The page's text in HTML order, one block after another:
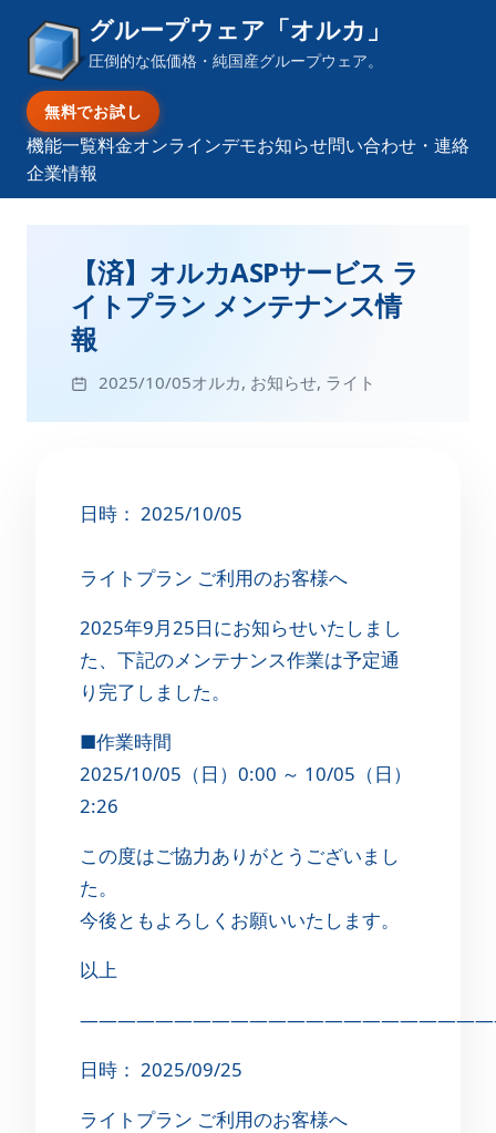
グループウェア「オルカ」
圧倒的な低価格・純国産グループウェア。
無料でお試し
機能一覧料金オンラインデモお知らせ問い合わせ・連絡
企業情報
【済】オルカASPサービス ラ
イトプラン メンテナンス情
報
2025/10/05オルカ, お知らせ, ライト
日時： 2025/10/05
ライトプラン ご利用のお客様へ
2025年9月25日にお知らせいたしまし
た、下記のメンテナンス作業は予定通
り完了しました。
■作業時間
2025/10/05（日）0:00 ～ 10/05（日）
2:26
この度はご協力ありがとうございまし
た。
今後ともよろしくお願いいたします。
以上
日時： 2025/09/25
ライトプラン ご利用のお客様へ